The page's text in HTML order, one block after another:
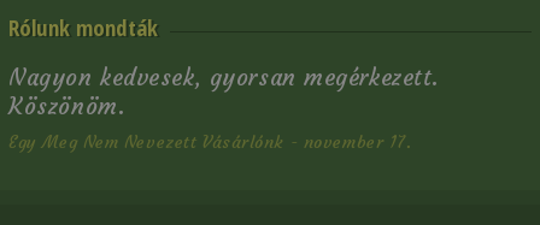
Rólunk mondták
Nagyon kedvesek, gyorsan megérkezett.
Köszönöm.
Egy Meg Nem Nevezett Vásárlónk - november 17.